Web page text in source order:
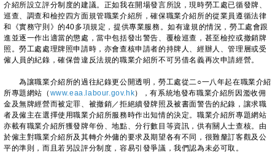
介紹所設立評分制度的建議。正如我在開場發言所說，現時勞工處已循發牌、
巡查、調查和檢控四方面規管職業介紹所，確保職業介紹所的從業員遵循法律
和《實務守則》的40多項規定，提供專業服務。如有違規的情況，勞工處會跟
進並逐一作出適當的懲處，當中包括發出警告、覆檢巡查，甚至檢控或撤銷牌
照。勞工處處理牌照申請時，亦會查核申請者的持牌人、經辦人、管理層或受
僱人員的紀錄，確保曾違反法規的職業介紹所不可另借名義再次申請經營。
為讓職業介紹所的過往紀錄更公開透明，勞工處從二○一八年起在職業介紹
所專題網站（ www.eaa.labour.gov.hk），有系統地發布職業介紹所因濫收佣
金及無牌經營而被定罪、被撤銷／拒絕續發牌照及被書面警告的紀錄，讓求職
者及僱主在選擇使用職業介紹所服務時作出知情的決定。職業介紹所專題網站
亦載有職業介紹所獲發牌年份、地點、分行數目等資訊，供有關人士查核。由
於僱主對職業介紹所及其轉介外傭的要求及期望各有不同，很難釐訂客觀及公
平的準則，而且若另設評分制度，容易引發爭議，我們認為未必可取。